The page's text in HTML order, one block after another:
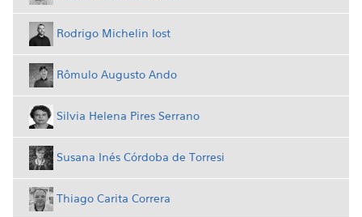
Rodrigo Michelin Iost
Rômulo Augusto Ando
Silvia Helena Pires Serrano
Susana Inés Córdoba de Torresi
Thiago Carita Correra